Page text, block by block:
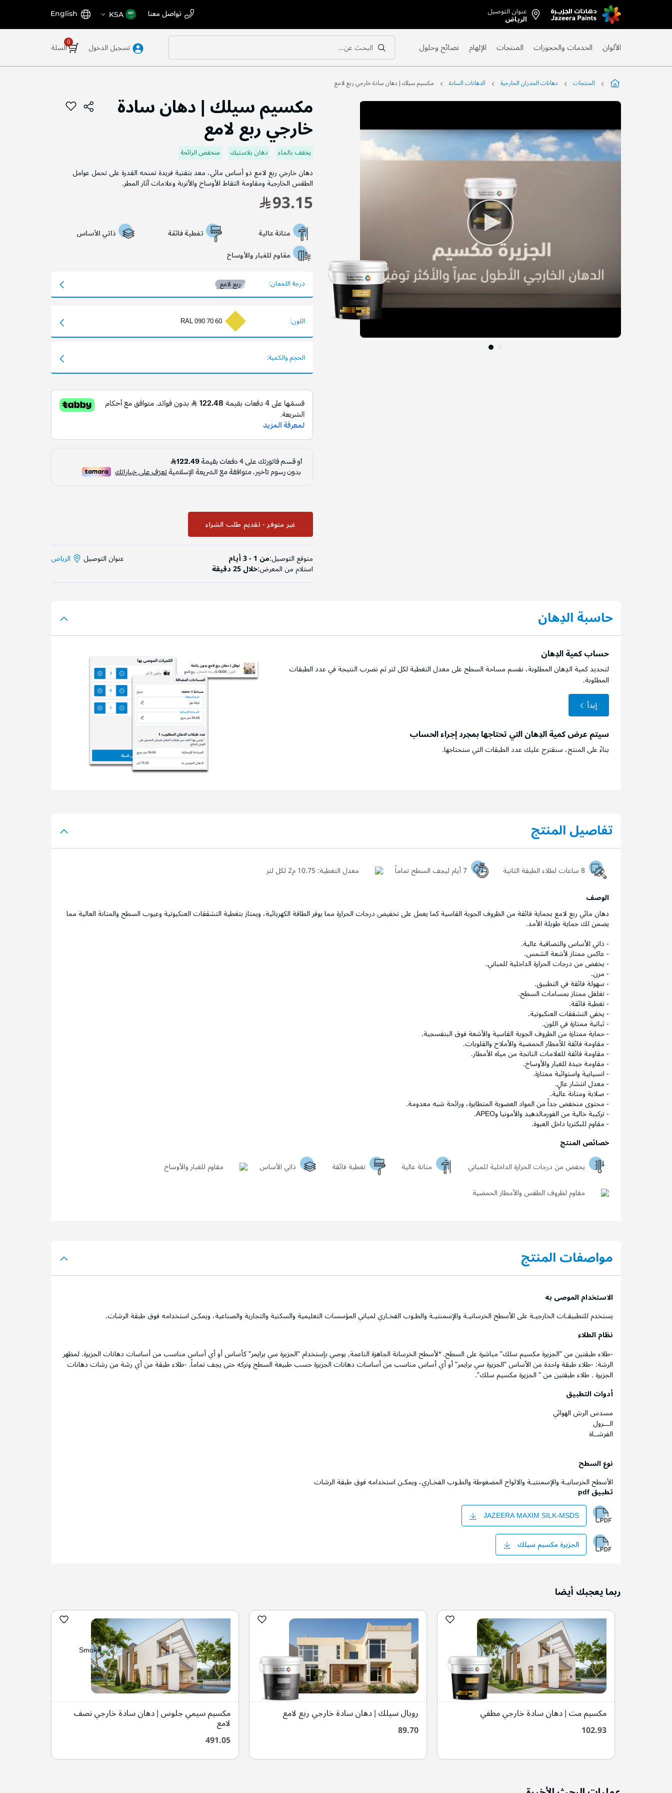
Skip
to
عنوان التوصيل
الرياض تواصل معنا اختر
المتجر
KSA اللغة English
السلة تسجيل الدخول
بحث
البحث عن...
بحث الألوان الخدمات والحجوزات المنتجات الإلهام نصائح وحلول
المنتجات دهانات الجدران الخارجية الدهانات السادة مكسيم سيلك | دهان سادة خارجي ربع لامع
مكسيم سيلك | دهان سادة
خارجي ربع لامع
يخفف بالماء دهان بلاستيك منخفض الرائحة
دهان خارجي ربع لامع ذو أساس مائي، معد بتقنية فريدة تمنحه القدرة على تحمل عوامل
الطقس الخارجية ومقاومة التقاط الأوساخ والأتربة وعلامات آثار المطر.
93.15
متانة عالية تغطية فائقة
ذاتي الأساس
مقاوم للغبار والأوساخ
درجة اللمعان: ربع لامع
اللون: RAL 090 70 60
الحجم والكمية:
غير متوفر - تقديم طلب الشراء
متوقع التوصيل:من 1 - 3 أيام
استلام من المعرض:خلال 25 دقيقة
عنوان التوصيل الرياض
التخطي
نهاية
معرض
الصور
حاسبة الدِهان
حساب كمية الدِهان
لتحديد كمية الدِهان المطلوبة، نقسم مساحة السطح على معدل التغطية لكل لتر ثم نضرب النتيجة في عدد الطبقات
المطلوبة.
إبدأ
سيتم عرض كمية الدِهان التي تحتاجها بمجرد إجراء الحساب
بناءً على المنتج، سنقترح عليك عدد الطبقات التي ستحتاجها.
تفاصيل المنتج
8 ساعات لطلاء الطبقة الثانية 7 أيام ليجف السطح تماماً معدل التغطية:
الوصف
دهان مائي ربع لامع بحماية فائقة من الظروف الجوية القاسية كما يعمل على تخفيض درجات الحرارة مما يوفر الطاقة الكهربائية، ويمتاز بتغطية التشققات العنكبوتية وعيوب السطح والمتانة العالية مما
يضمن لك حماية طويلة الأمد.
- ذاتي الأساس والتصاقية عالية.
- عاكس ممتاز لأشعة الشمس.
- يخفض من درجات الحرارة الداخلية للمباني.
- مرن.
- سهولة فائقة في التطبيق.
- تغلغل ممتاز بمسامات السطح.
- تغطية فائقة.
- يخفي التشققات العنكبوتية.
- ثباتية ممتازة في اللون.
- حماية ممتازة من الظروف الجوية القاسية والأشعة فوق البنفسجية.
- مقاومة فائقة للأمطار الحمضية والأملاح والقلويات.
- مقاومة فائقة للعلامات الناتجة من مياه الأمطار.
- مقاومة جيدة للغبار والأوساخ.
- انسيابية واستوائية ممتازة.
- معدل انتشار عالٍ.
- صلابة ومتانة عالية.
- محتوى منخفض جداً من المواد العضوية المتطايرة، ورائحة شبه معدومة.
- تركيبة خالية من الفورمالدهيد والأمونيا وAPEO.
- مقاوم للبكتريا داخل العبوة.
خصائص المنتج
يخفض من درجات الحرارة الداخلية للمباني
متانة عالية تغطية فائقة ذاتي الأساس
مقاوم للغبار والأوساخ
مقاوم لظروف الطقس والأمطار الحمضية
مواصفات المنتج
الاستخدام الموصى به
يستخدم للتطبيقـات الخارجيـة على الأسطح الخرسانيـة والإسمنتيـة والطـوب الفخـاري لمباني المؤسسات التعليمية والسكنية والتجارية والصناعية، ويمكـن استخدامه فوق طبقة الرشات.
نظام الطلاء
-طلاء طبقتين من "الجزيرة مكسيم سلك" مباشرة على السطح. *لأسطح الخرسانة الجاهزة الناعمة, يوصي بإستخدام "الجزيرة سي برايمر" كأساس أو أي أساس مناسب من أساسات دهانات الجزيرة. لمظهر
الرشة: -طلاء طبقة واحدة من الأساس "الجزيرة سي برايمر" أو أي أساس مناسب من أساسات دهانات الجزيرة حسب طبيعة السطح وتركه حتى يجف تماماً. -طلاء طبقة من أي رشة من رشات دهانات
الجزيرة . طلاء طبقتين من " الجزيرة مكسيم سلك".
أدوات التطبيق
مسدس الرش الهوائي
الـــرول
الفرشــاة
نوع السطح
الأسطح الخرسانيـة والإسمنتيـة والالواح المضغوطة والطـوب الفخـاري، ويمكـن استخدامه فوق طبقة الرشات
تطبيق pdf
JAZEERA MAXIM SILK-MSDS
الجزيرة مكسيم سيلك
ربما يعجبك أيضا
مكسيم مت | دهان سادة خارجي مطفي
102.93
رويال سيلك | دهان سادة خارجي ربع لامع
89.70
مكسيم سيمي جلوس | دهان سادة خارجي نصف
لامع
491.05